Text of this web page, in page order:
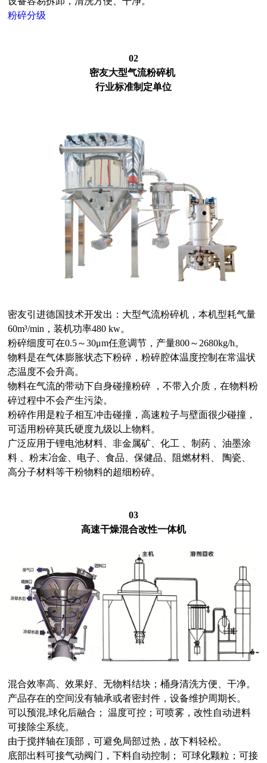
粉碎分级
02
密友大型气流粉碎机
行业标准制定单位
密友引进德国技术开发出：大型气流粉碎机，本机型耗气量
60m³/min，装机功率480 kw。
粉碎细度可在0.5～30μm任意调节，产量800～2680kg/h。
物料是在气体膨胀状态下粉碎，粉碎腔体温度控制在常温状
态温度不会升高。
物料在气流的带动下自身碰撞粉碎 ，不带入介质，在物料粉
碎过程中不会产生污染。
粉碎作用是粒子相互冲击碰撞，高速粒子与壁面很少碰撞，
可适用粉碎莫氏硬度九级以上物料。
广泛应用于锂电池材料、非金属矿、化工 、制药 、油墨涂
料 、粉末冶金、电子、食品、保健品、阻燃材料、 陶瓷、
高分子材料等干粉物料的超细粉碎。
03
高速干燥混合改性一体机
混合效率高、效果好、无物料结块；桶身清洗方便、干净。
产品存在的空间没有轴承或者密封件，设备维护周期长。
可以预混,球化后融合； 温度可控；可喷雾，改性自动进料
可接除尘系统。
由于搅拌轴在顶部，可避免局部过热，故下料轻松。
底部出料可接气动阀门，下料自动控制； 可球化颗粒；可接